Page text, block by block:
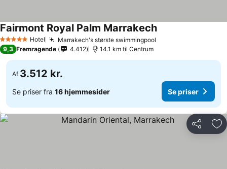
5 Stjerner Hotel Marrakech's største swimmingpool
Fairmont Royal Palm Marrakech
9,3 Fremragende 4.412 14.1 km til Centrum
Af 3.512 kr.
Se priser fra 16 hjemmesider Se priser
Del